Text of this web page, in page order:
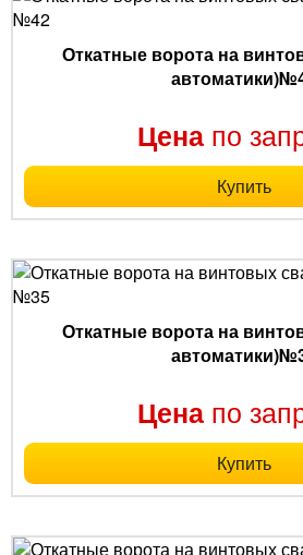
Откатные ворота на
Цена по
Купить
Откатные ворота на
Цена по
Купить